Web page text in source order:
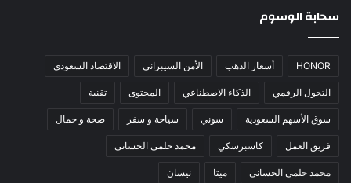
سحابة الوسوم
HONOR أسعار الذهب الأمن السيبراني الاقتصاد السعودي
التحول الرقمي الذكاء الاصطناعي المحتوى تقنية
سوق الأسهم السعودية سوني سياحة و سفر صحة و جمال
فريق العمل كاسبرسكي محمد حلمى الحسانى
محمد حلمي الحساني ميتا نيسان